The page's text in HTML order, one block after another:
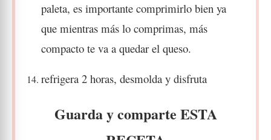
paleta, es importante comprimirlo bien ya
que mientras más lo comprimas, más
compacto te va a quedar el queso.
refrigera 2 horas, desmolda y disfruta
Guarda y comparte ESTA